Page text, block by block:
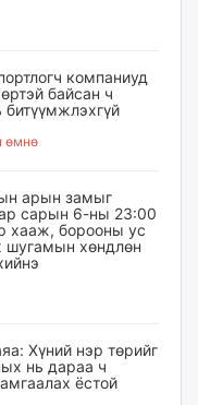
компаниуд
байсан ч
битүүмжлэхгүй
өмнө
арын замыг
сарын 6-ны 23:00
хааж, борооны ус
шугамын хөндлөн
Хүний нэр төрийг
нь дараа ч
ёстой